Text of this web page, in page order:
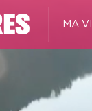
MA